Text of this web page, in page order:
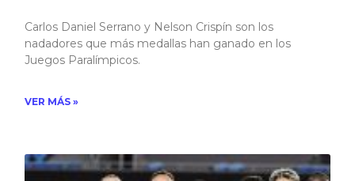
Carlos Daniel Serrano y Nelson Crispín son los
nadadores que más medallas han ganado en los
Juegos Paralímpicos.
VER MÁS »